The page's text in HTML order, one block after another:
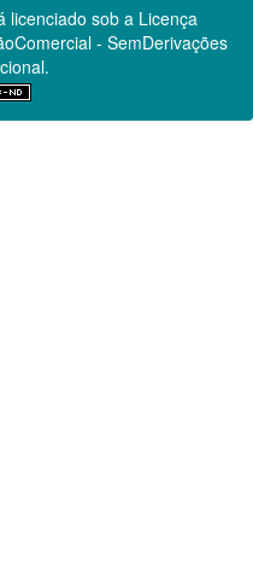
licenciado sob a Licença
- SemDerivações